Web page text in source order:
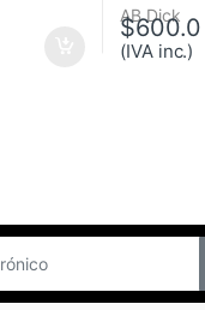
Series 98
AB Dick
$600.0
(IVA inc.)